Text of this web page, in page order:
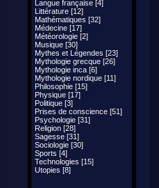
Langue française [4]
Littérature [12]
Mathématiques [32]
Médecine [17]
Météorologie [2]
Musique [30]
Mythes et Légendes [23]
Mythologie grecque [26]
Mythologie inca [6]
Mythologie nordique [11]
Philosophie [15]
Physique [17]
Politique [3]
Prises de conscience [51]
Psychologie [31]
Religion [28]
Sagesse [31]
Sociologie [30]
Sports [4]
Technologies [15]
Utopies [8]